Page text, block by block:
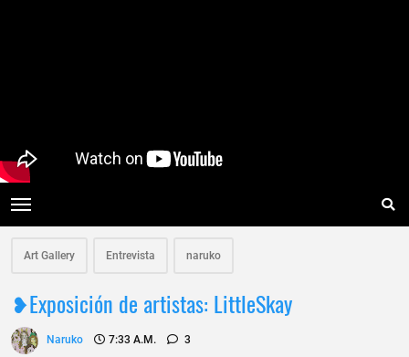
Art Gallery Entrevista naruko
❥Exposición de artistas: LittleSkay
Naruko 7:33 A.m. 3